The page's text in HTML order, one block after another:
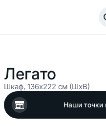
Легато
Шкаф, 136x222 см (ШxВ)
Наши точки